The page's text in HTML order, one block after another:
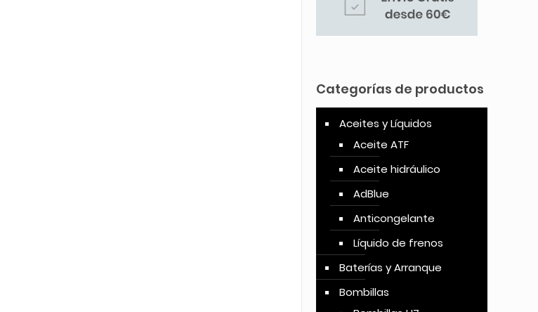
Categorías de productos
Aceites y Líquidos
Aceite ATF
Aceite hidráulico
AdBlue
Anticongelante
Líquido de frenos
Baterías y Arranque
Bombillas